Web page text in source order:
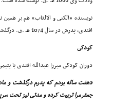
افندى، پدرش در سال 1074 هـ .ق. درگذشت
کودکى
دوران کودکى میرزا عبدالله افندى با
«هفت ساله بودم که پدرم درگذشت و
جعفرمرا تربیت کرده و مدتى نیز تحت